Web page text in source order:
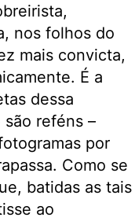
nos folhos do
mais convicta,
É a
dessa
reféns –
por
Como se
batidas as tais
ao